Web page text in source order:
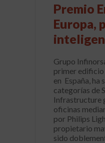
Premio
Europa,
Grupo
primer
en España, ha
categorías de
Infrastructure
oficinas
por Philips
propietario
sido